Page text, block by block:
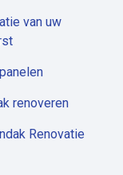
van uw
renoveren
Renovatie